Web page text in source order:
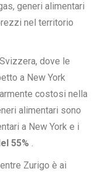
generi alimentari
nel territorio
dove le
a New York
costosi nella
alimentari sono
a New York e i
55% .
Zurigo è ai